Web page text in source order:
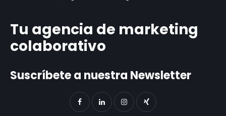
Tu agencia de marketing
colaborativo
Suscríbete a nuestra Newsletter